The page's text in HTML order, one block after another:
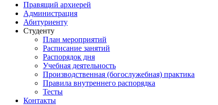
Правящий архиерей
Администрация
Абитуриенту
Студенту
План мероприятий
Расписание занятий
Распорядок дня
Учебная деятельность
Производственная (богослужебная) практика
Правила внутреннего распорядка
Тесты
Контакты